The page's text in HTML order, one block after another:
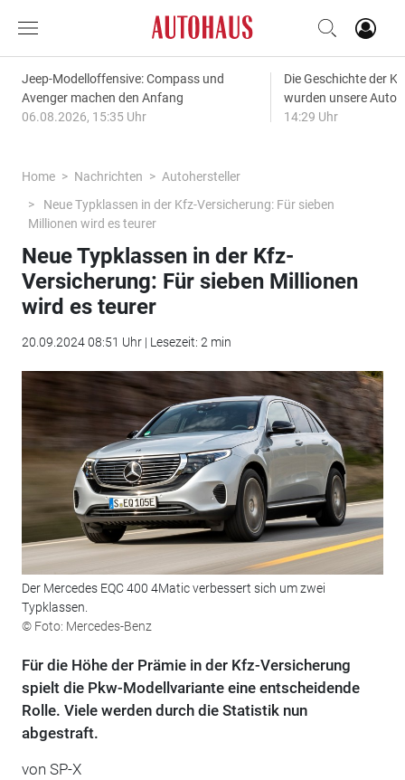
Jeep-Modelloffensive: Compass und
Avenger machen den Anfang
06.08.2026, 15:35 Uhr
Die Geschichte der
wurden unsere
14:29 Uhr
Home Nachrichten
Autohersteller
Neue Typklassen in der Kfz-Versicherung: Für sieben
Millionen wird es teurer
Neue Typklassen in der Kfz-
Versicherung: Für sieben Millionen
wird es teurer
20.09.2024 08:51 Uhr | Lesezeit: 2 min
Der Mercedes EQC 400 4Matic verbessert sich um zwei
Typklassen.
© Foto: Mercedes-Benz
Für die Höhe der Prämie in der Kfz-Versicherung
spielt die Pkw-Modellvariante eine entscheidende
Rolle. Viele werden durch die Statistik nun
abgestraft.
von SP-X